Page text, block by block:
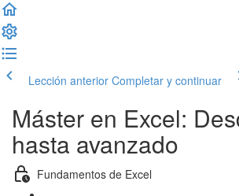
Lección anterior Completar y continuar
Máster en Excel:
hasta avanzado
Fundamentos de Excel